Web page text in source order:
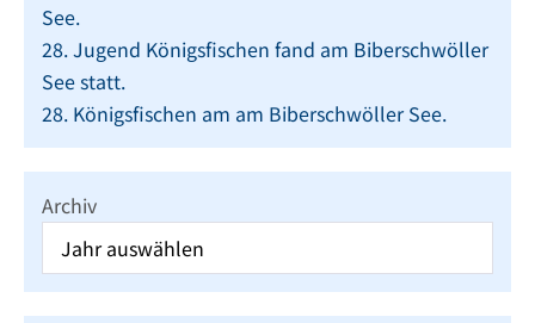
See.
28. Jugend Königsfischen fand am Biberschwöller
See statt.
28. Königsfischen am am Biberschwöller See.
Archiv